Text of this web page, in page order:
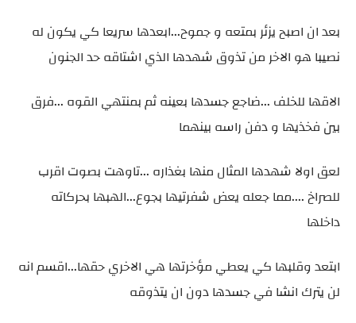
بعد ان اصبح يزئر بمتعه و جموح...ابعدها سريعا كي يكون له
نصيبا هو الاخر من تذوق شهدها الذي اشتاقه حد الجنون
الاقها للخلف ...ضاجع جسدها بعينه ثم بمنتهي القوه ...فرق
بين فخذيها و دفن راسه بينهما
لعق اولا شهدها المثال منها بغذاره ...تاوهت بصوت اقرب
للصراخ ....مما جعله يعض شفرتيها بجوع...الهبها بحركاته
داخلها
ابتعد وقلبها كي يعطي مؤخرتها هي الاخري حقها...اقسم انه
لن يترك انشا في جسدها دون ان يتذوقه